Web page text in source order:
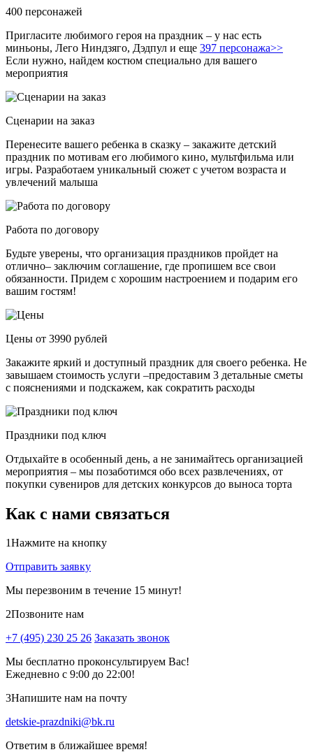
400 персонажей
Пригласите любимого героя на праздник – у нас есть
миньоны, Лего Ниндзяго, Дэдпул и еще 397 персонажа>>
Если нужно, найдем костюм специально для вашего
мероприятия
Сценарии на заказ
Перенесите вашего ребенка в сказку – закажите детский
праздник по мотивам его любимого кино, мультфильма или
игры. Разработаем уникальный сюжет с учетом возраста и
увлечений малыша
Работа по договору
Будьте уверены, что организация праздников пройдет на
отлично– заключим соглашение, где пропишем все свои
обязанности. Придем с хорошим настроением и подарим его
вашим гостям!
Цены от 3990 рублей
Закажите яркий и доступный праздник для своего ребенка. Не
завышаем стоимость услуги –предоставим 3 детальные сметы
с пояснениями и подскажем, как сократить расходы
Праздники под ключ
Отдыхайте в особенный день, а не занимайтесь организацией
мероприятия – мы позаботимся обо всех развлечениях, от
покупки сувениров для детских конкурсов до выноса торта
Как с нами связаться
1Нажмите на кнопку
Отправить заявку
Мы перезвоним в течение 15 минут!
2Позвоните нам
+7 (495) 230 25 26 Заказать звонок
Мы бесплатно проконсультируем Вас!
Ежедневно с 9:00 до 22:00!
3Напишите нам на почту
detskie-prazdniki@bk.ru
Ответим в ближайшее время!